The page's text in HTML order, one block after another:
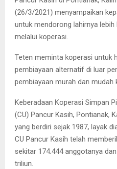
(26/3/2021) menyampaikan
untuk mendorong lahirnya
melalui koperasi.
Teten meminta koperasi untuk
pembiayaan alternatif di luar
pembiayaan murah dan mudah
Keberadaan Koperasi Simpan
(CU) Pancur Kasih, Pontianak,
yang berdiri sejak 1987, layak
CU Pancur Kasih telah
sekitar 174.444 anggotanya
triliun.